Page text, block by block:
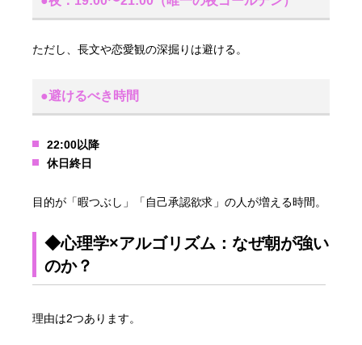
ただし、長文や恋愛観の深掘りは避ける。
●避けるべき時間
22:00以降
休日終日
目的が「暇つぶし」「自己承認欲求」の人が増える時間。
◆心理学×アルゴリズム：なぜ朝が強い
のか？
理由は2つあります。